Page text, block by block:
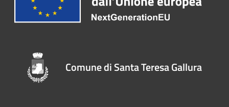
Comune di Santa Teresa Gallura